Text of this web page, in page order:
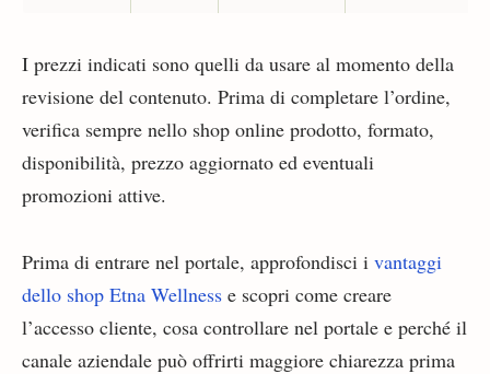
I prezzi indicati sono quelli da usare al momento della
revisione del contenuto. Prima di completare l’ordine,
verifica sempre nello shop online prodotto, formato,
disponibilità, prezzo aggiornato ed eventuali
promozioni attive.
Prima di entrare nel portale, approfondisci i vantaggi
dello shop Etna Wellness e scopri come creare
l’accesso cliente, cosa controllare nel portale e perché il
canale aziendale può offrirti maggiore chiarezza prima